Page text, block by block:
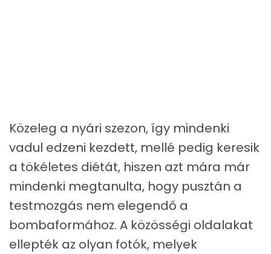
Közeleg a nyári szezon, így mindenki
vadul edzeni kezdett, mellé pedig keresik
a tökéletes diétát, hiszen azt mára már
mindenki megtanulta, hogy pusztán a
testmozgás nem elegendő a
bombaformához. A közösségi oldalakat
ellepték az olyan fotók, melyek